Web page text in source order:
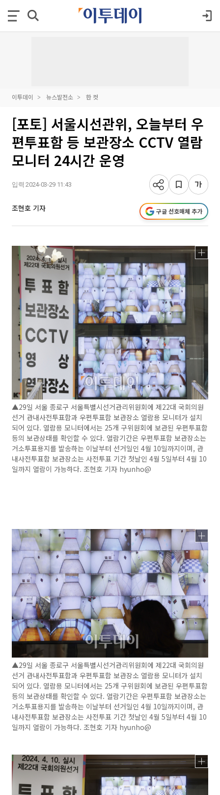
이투데이 뉴스발전소 한 컷
[포토] 서울시선관위, 오늘부터 우
편투표함 등 보관장소 CCTV 열람
모니터 24시간 운영
입력 2024-03-29 11:43
조현호 기자 구글 선호매체 추가
▲29일 서울 종로구 서울특별시선거관리위원회에 제22대 국회의원
선거 관내사전투표함과 우편투표함 보관장소 열람용 모니터가 설치
되어 있다. 열람용 모니터에서는 25개 구위원회에 보관된 우편투표함
등의 보관상태를 확인할 수 있다. 열람기간은 우편투표함 보관장소는
거소투표용지를 발송하는 이날부터 선거일인 4월 10일까지이며, 관
내사전투표함 보관장소는 사전투표 기간 첫날인 4월 5일부터 4월 10
일까지 열람이 가능하다. 조현호 기자 hyunho@
▲29일 서울 종로구 서울특별시선거관리위원회에 제22대 국회의원
선거 관내사전투표함과 우편투표함 보관장소 열람용 모니터가 설치
되어 있다. 열람용 모니터에서는 25개 구위원회에 보관된 우편투표함
등의 보관상태를 확인할 수 있다. 열람기간은 우편투표함 보관장소는
거소투표용지를 발송하는 이날부터 선거일인 4월 10일까지이며, 관
내사전투표함 보관장소는 사전투표 기간 첫날인 4월 5일부터 4월 10
일까지 열람이 가능하다. 조현호 기자 hyunho@